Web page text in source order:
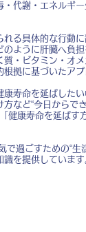
代謝・エネルギ
る具体的な行動
ように肝臓へ負
・ビタミン・オ
拠に基づいたア
寿命を延ばした
など“今日からで
康寿命を延ばす
過ごすための“
を提供しています